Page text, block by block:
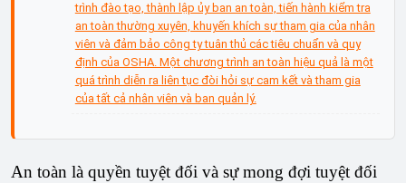
trình đào tạo, thành lập ủy ban an toàn, tiến hành kiểm tra
an toàn thường xuyên, khuyến khích sự tham gia của nhân
viên và đảm bảo công ty tuân thủ các tiêu chuẩn và quy
định của OSHA. Một chương trình an toàn hiệu quả là một
quá trình diễn ra liên tục đòi hỏi sự cam kết và tham gia
của tất cả nhân viên và ban quản lý.
An toàn là quyền tuyệt đối và sự mong đợi tuyệt đối